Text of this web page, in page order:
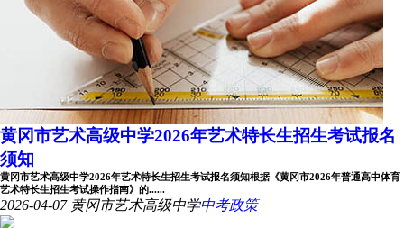
黄冈市艺术高级中学2026年艺术特长生招生考试报名
须知
黄冈市艺术高级中学2026年艺术特长生招生考试报名须知根据《黄冈市2026年普通高中体育
艺术特长生招生考试操作指南》的......
2026-04-07 黄冈市艺术高级中学中考政策